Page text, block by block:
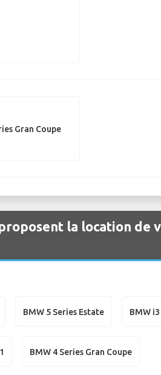
Gran Coupe
la location de
BMW 5 Series Estate BMW i3
BMW 4 Series Gran Coupe